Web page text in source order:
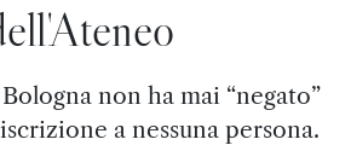
non ha mai “negato”
a nessuna persona.